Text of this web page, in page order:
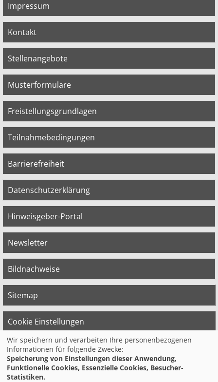
Impressum
Kontakt
Stellenangebote
Musterformulare
Freistellungsgrundlagen
Teilnahmebedingungen
Barrierefreiheit
Datenschutzerklärung
Hinweisgeber-Portal
Newsletter
Bildnachweise
Sitemap
Cookie Einstellungen
© 2026 Bildungswerk der Vereinten Dienst­
leis­tungs­ge­werk­schaft (ver.di) in
Niedersachsen e.V.
Wir speichern und verarbeiten Ihre personenbezogenen
Informationen für folgende Zwecke:
Speicherung von Einstellungen dieser Anwendung,
Funktionelle Cookies, Essenzielle Cookies, Besucher-
Statistiken.